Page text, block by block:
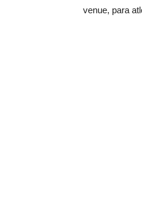
venue, para